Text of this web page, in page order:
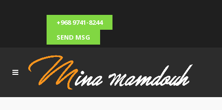
+968 9741-8244
SEND MSG